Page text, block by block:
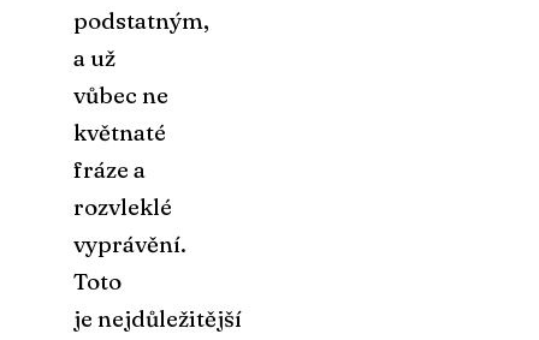
podstatným,
a už
vůbec ne
květnaté
fráze a
rozvleklé
vyprávění.
Toto
je nejdůležitější